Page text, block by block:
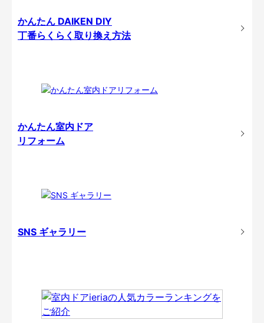
かんたん DAIKEN DIY
丁番らくらく取り換え方法
かんたん室内ドア
リフォーム
SNS ギャラリー